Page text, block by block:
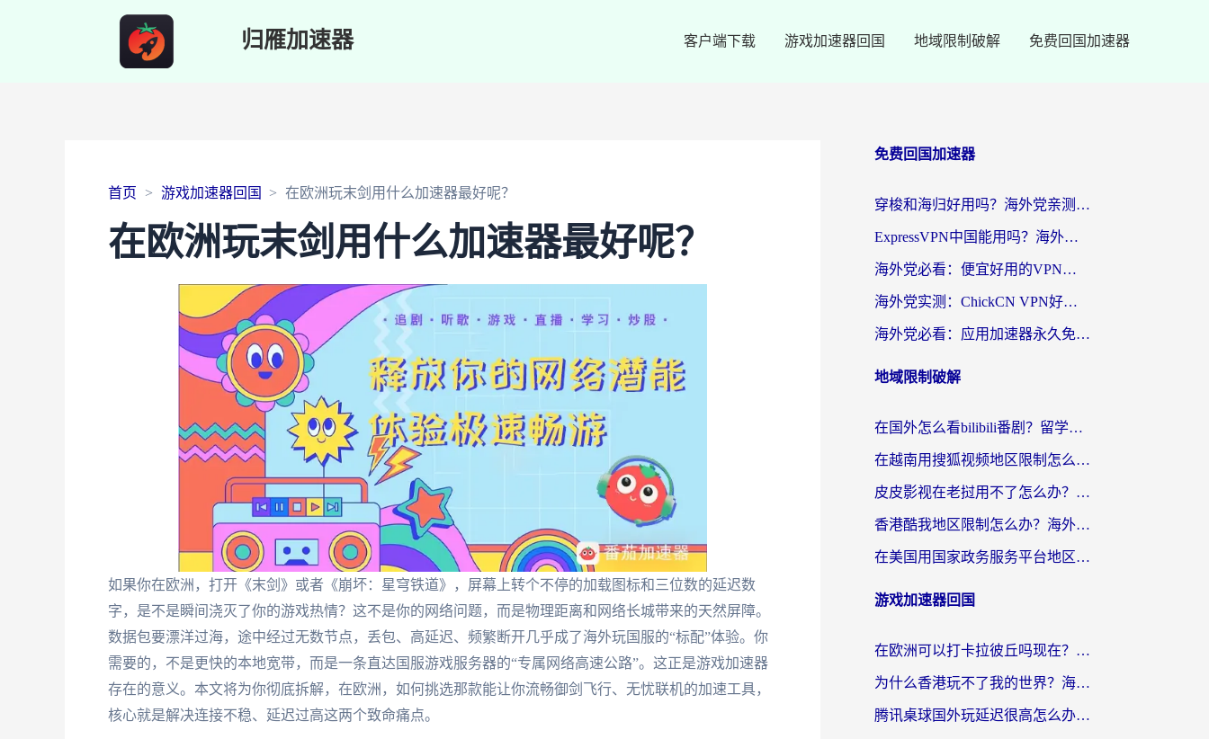
归雁加速器 客户端下载 游戏加速器回国 地域限制破解 免费回国加速器
首页 游戏加速器回国 在欧洲玩末剑用什么加速器最好呢？
在欧洲玩末剑用什么加速器最好呢？
如果你在欧洲，打开《末剑》或者《崩坏：星穹铁道》，屏幕上转个不停的加载图标和三位数的延迟数
字，是不是瞬间浇灭了你的游戏热情？这不是你的网络问题，而是物理距离和网络长城带来的天然屏障。
数据包要漂洋过海，途中经过无数节点，丢包、高延迟、频繁断开几乎成了海外玩国服的“标配”体验。你
需要的，不是更快的本地宽带，而是一条直达国服游戏服务器的“专属网络高速公路”。这正是游戏加速器
存在的意义。本文将为你彻底拆解，在欧洲，如何挑选那款能让你流畅御剑飞行、无忧联机的加速工具，
核心就是解决连接不稳、延迟过高这两个致命痛点。
免费回国加速器
穿梭和海归好用吗？海外党亲测：3步选对回国加速器，无缝刷国内剧玩手游
ExpressVPN中国能用吗？海外党翻回国内的加速器选择指南（附番茄加速器实测）
海外党必看：便宜好用的VPN怎么选？3步解决回国访问难题+Steam改区技巧
海外党实测：ChickCN VPN好用吗？和OurPlay VPN对比哪个回国效果更好？附避坑指南
海外党必看：应用加速器永久免费版真的靠谱吗？教你选对回国加速器无缝刷国内资源
地域限制破解
在国外怎么看bilibili番剧？留学生亲测有效的地域限制突破指南（附酷我酷狗音乐解决方法）
在越南用搜狐视频地区限制怎么办？3招解决海外看国内剧难题（附西瓜视频CCTV观看技巧）
皮皮影视在老挝用不了怎么办？3步解决海外看国内影视&财经的痛点
香港酷我地区限制怎么办？海外党亲测有效的回国加速方案来了
在美国用国家政务服务平台地区限制怎么办？海外华人必备的突破攻略（附追剧看片技巧）
游戏加速器回国
在欧洲可以打卡拉彼丘吗现在？海外党国服游戏加速器终极避坑指南
为什么香港玩不了我的世界？海外党国服游戏加速终极解决方案
腾讯桌球国外玩延迟很高怎么办？海外党亲测有效的国服游戏加速指南